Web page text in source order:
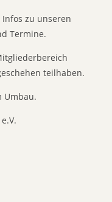
zu unseren
Termine.
teilhaben.
Umbau.